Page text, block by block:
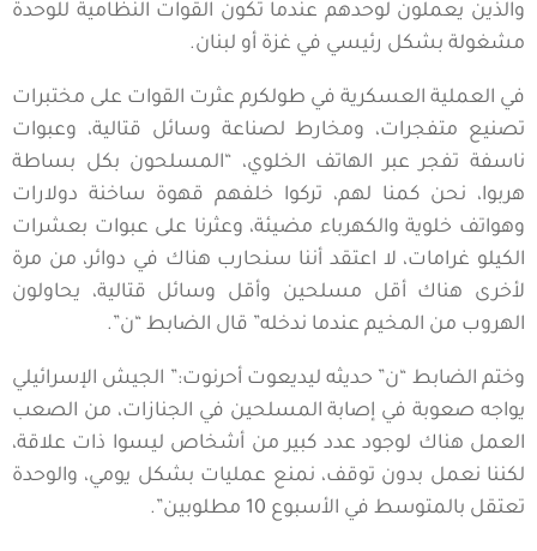
والذين يعملون لوحدهم عندما تكون القوات النظامية للوحدة
مشغولة بشكل رئيسي في غزة أو لبنان.
في العملية العسكرية في طولكرم عثرت القوات على مختبرات
تصنيع متفجرات، ومخارط لصناعة وسائل قتالية، وعبوات
ناسفة تفجر عبر الهاتف الخلوي، “المسلحون بكل بساطة
هربوا، نحن كمنا لهم، تركوا خلفهم قهوة ساخنة دولارات
وهواتف خلوية والكهرباء مضيئة، وعثرنا على عبوات بعشرات
الكيلو غرامات، لا اعتقد أننا سنحارب هناك في دوائر، من مرة
لأخرى هناك أقل مسلحين وأقل وسائل قتالية، يحاولون
الهروب من المخيم عندما ندخله” قال الضابط “ن”.
وختم الضابط “ن” حديثه ليديعوت أحرنوت:” الجيش الإسرائيلي
يواجه صعوبة في إصابة المسلحين في الجنازات، من الصعب
العمل هناك لوجود عدد كبير من أشخاص ليسوا ذات علاقة،
لكننا نعمل بدون توقف، نمنع عمليات بشكل يومي، والوحدة
تعتقل بالمتوسط في الأسبوع 10 مطلوبين”.